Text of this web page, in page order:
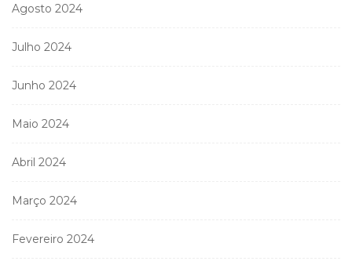
Agosto 2024
Julho 2024
Junho 2024
Maio 2024
Abril 2024
Março 2024
Fevereiro 2024